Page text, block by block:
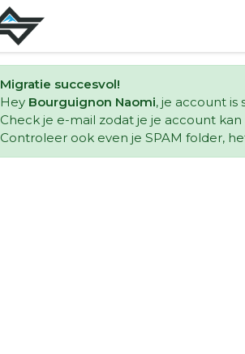
Migratie succesvol!
Hey Bourguignon Naomi, je account is
Check je e-mail zodat je je account kan
Controleer ook even je SPAM folder,